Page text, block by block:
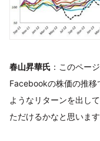
春山昇華氏 ：このペー
Facebookの株価の推移
ようなリターンを出し
ただけるかなと思います